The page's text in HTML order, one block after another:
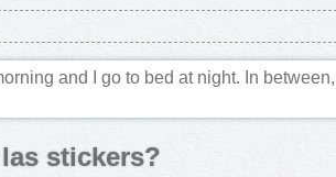
and I go to bed at night. In between, I
stickers?